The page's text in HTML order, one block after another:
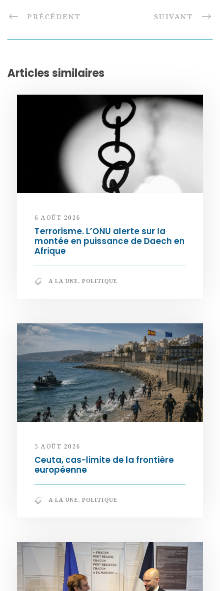
PRÉCÉDENT SUIVANT
Articles similaires
6 AOÛT 2026
Terrorisme. L’ONU alerte sur la
montée en puissance de Daech en
Afrique
A LA UNE, POLITIQUE
5 AOÛT 2026
Ceuta, cas-limite de la frontière
européenne
A LA UNE, POLITIQUE